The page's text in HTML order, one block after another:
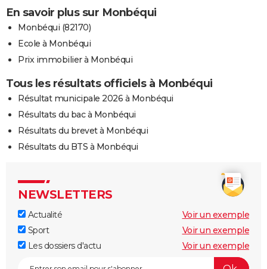
En savoir plus sur Monbéqui
Monbéqui (82170)
Ecole à Monbéqui
Prix immobilier à Monbéqui
Tous les résultats officiels à Monbéqui
Résultat municipale 2026 à Monbéqui
Résultats du bac à Monbéqui
Résultats du brevet à Monbéqui
Résultats du BTS à Monbéqui
NEWSLETTERS
Actualité
Voir un exemple
Sport
Voir un exemple
Les dossiers d'actu
Voir un exemple